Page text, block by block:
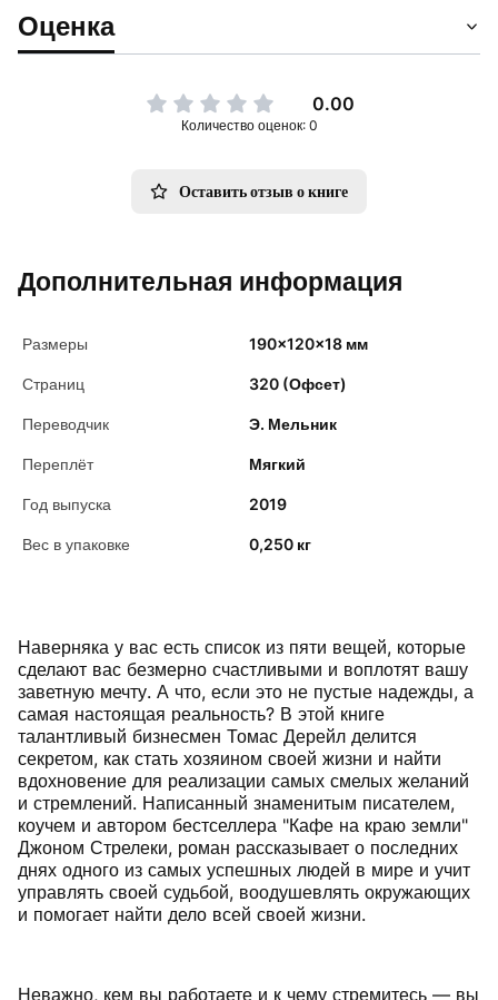
Оценка
0.00
Количество оценок: 0
Оставить отзыв о книге
Дополнительная информация
Размеры 190x120x18 мм
Страниц 320 (Офсет)
Переводчик Э. Мельник
Переплёт Мягкий
Год выпуска 2019
Вес в упаковке 0,250 кг
Наверняка у вас есть список из пяти вещей, которые
сделают вас безмерно счастливыми и воплотят вашу
заветную мечту. А что, если это не пустые надежды, а
самая настоящая реальность? В этой книге
талантливый бизнесмен Томас Дерейл делится
секретом, как стать хозяином своей жизни и найти
вдохновение для реализации самых смелых желаний
и стремлений. Написанный знаменитым писателем,
коучем и автором бестселлера "Кафе на краю земли"
Джоном Стрелеки, роман рассказывает о последних
днях одного из самых успешных людей в мире и учит
управлять своей судьбой, воодушевлять окружающих
и помогает найти дело всей своей жизни.
Неважно, кем вы работаете и к чему стремитесь — вы